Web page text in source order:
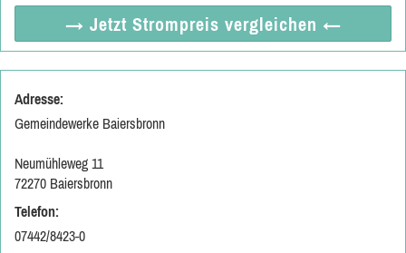
→ Jetzt Strompreis vergleichen ←
Adresse:
Gemeindewerke Baiersbronn
Neumühleweg 11
72270 Baiersbronn
Telefon:
07442/8423-0